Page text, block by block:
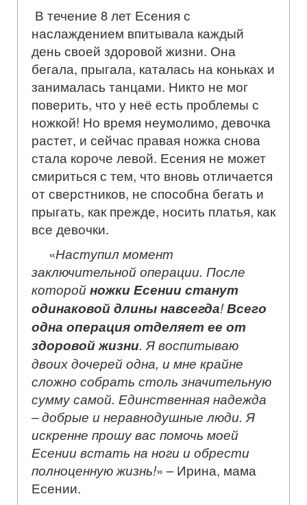
В течение 8 лет Есения с
наслаждением впитывала каждый
день своей здоровой жизни. Она
бегала, прыгала, каталась на коньках и
занималась танцами. Никто не мог
поверить, что у неё есть проблемы с
ножкой! Но время неумолимо, девочка
растет, и сейчас правая ножка снова
стала короче левой. Есения не может
смириться с тем, что вновь отличается
от сверстников, не способна бегать и
прыгать, как прежде, носить платья, как
все девочки.
«Наступил момент
заключительной операции. После
которой ножки Есении станут
одинаковой длины навсегда!Всего
одна операция отделяет ее от
здоровой жизни. Я воспитываю
двоих дочерей одна, и мне крайне
сложно собрать столь значительную
сумму самой. Единственная надежда
– добрые и неравнодушные люди. Я
искренне прошу вас помочь моей
Есении встать на ноги и обрести
полноценную жизнь!» – Ирина, мама
Есении.